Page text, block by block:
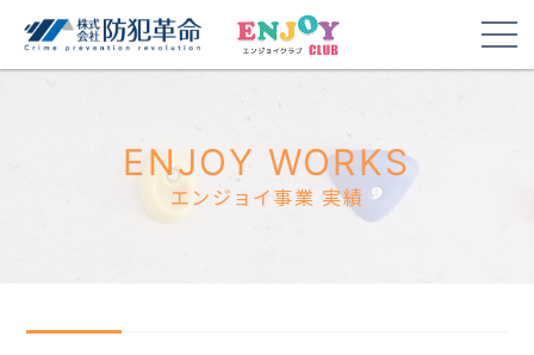
ENJOY WORKS
エンジョイ事業 実績